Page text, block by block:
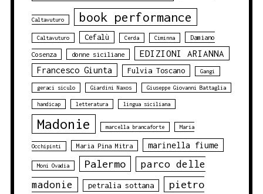
Caltavuturo book performance
Caltavuturo Cefalù Cerda Ciminna Damiano
Cosenza donne siciliane EDIZIONI ARIANNA
Francesco Giunta Fulvia Toscano Gangi
geraci siculo Giardini Naxos Giuseppe Giovanni Battaglia
handicap letteratura lingua siciliana
Madonie marcella brancaforte Maria
Occhipinti Maria Pina Mitra marinella fiume
Moni Ovadia Palermo
parco delle
madonie
petralia sottana pietro